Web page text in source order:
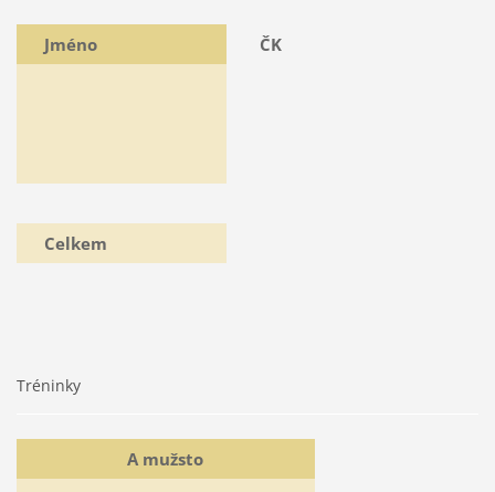
Jméno ČK
Celkem
Tréninky
A mužsto